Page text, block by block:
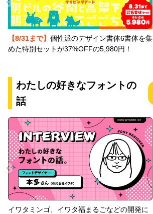
【8/31まで】 個性派のデザイン書体6書体を集
めた特別セットが37%OFFの5,980円！
わたしの好きなフォントの
話
イワタミンゴ、イワタ福まるごなどの開発に